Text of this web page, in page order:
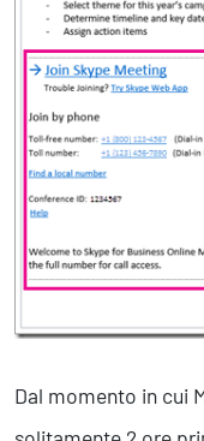
Dal momento in cui